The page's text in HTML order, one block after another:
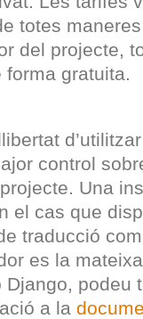
totes
del projecte,
gratuita.
control
Una
el cas que
traducció
es la
podeu
a la